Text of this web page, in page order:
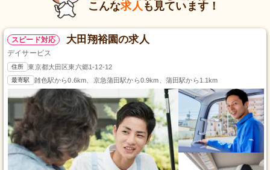
こんな求人 も見ています！
スピード対応 大田翔裕園の求人
デイサービス
住所 東京都大田区東六郷1-12-12
最寄駅 雑色駅から0.6km、京急蒲田駅から0.9km、蒲田駅から1.1km